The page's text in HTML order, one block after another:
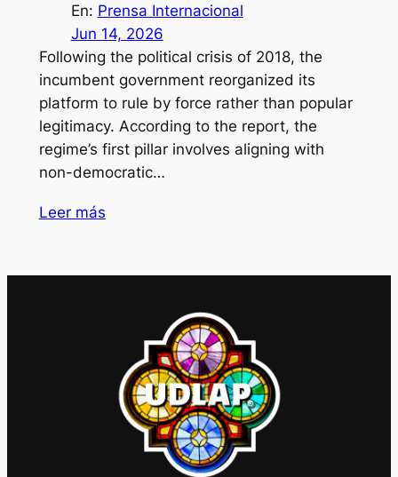
En: Prensa Internacional
Jun 14, 2026
Following the political crisis of 2018, the
incumbent government reorganized its
platform to rule by force rather than popular
legitimacy. According to the report, the
regime’s first pillar involves aligning with
non-democratic…
Leer más